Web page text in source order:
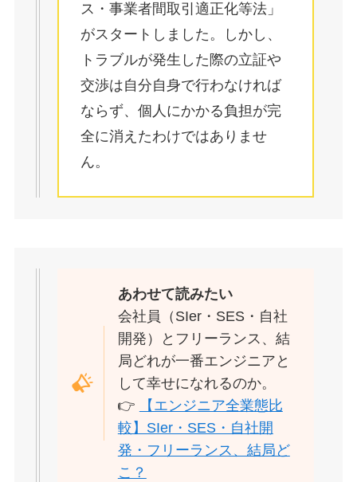
ス・事業者間取引適正化等法」
がスタートしました。しかし、
トラブルが発生した際の立証や
交渉は自分自身で行わなければ
ならず、個人にかかる負担が完
全に消えたわけではありませ
ん。
あわせて読みたい
会社員（SIer・SES・自社
開発）とフリーランス、結
局どれが一番エンジニアと
して幸せになれるのか。
👉
【エンジニア全業態比
較】SIer・SES・自社開
発・フリーランス、結局ど
こ？